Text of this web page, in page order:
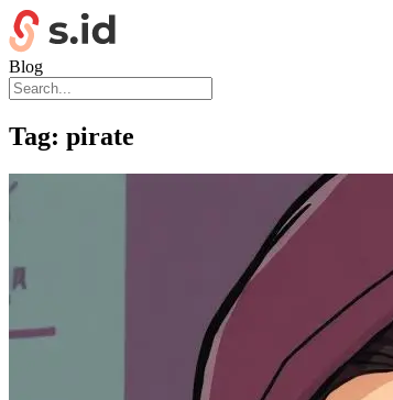
Blog
Tag: pirate